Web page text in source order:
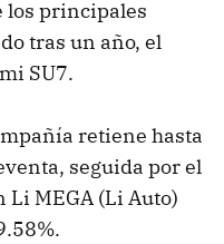
los principales
tras un año, el
SU7.
retiene hasta
seguida por el
Li MEGA (Li Auto)